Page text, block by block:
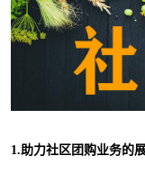
1.助力社区团购业务的